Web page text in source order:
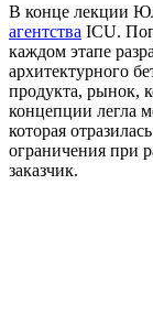
В конце лекции
агентства ICU.
каждом этапе
архитектурного
продукта, рынок,
концепции легла
которая
ограничения при
заказчик.